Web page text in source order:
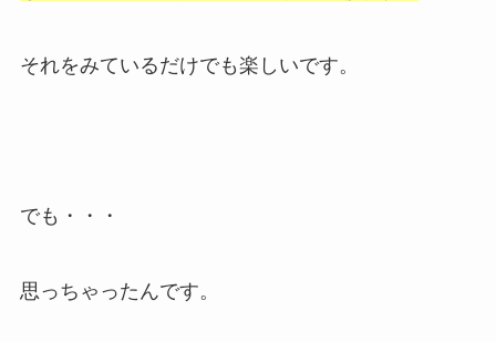
それをみているだけでも楽しいです。
でも・・・
思っちゃったんです。